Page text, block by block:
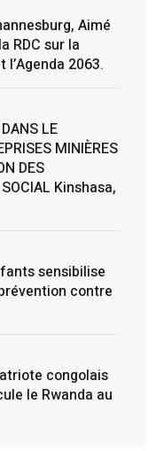
Aimé
RDC sur la
2063.
LE
MINIÈRES
DES
Kinshasa,
sensibilise
contre
congolais
le Rwanda au